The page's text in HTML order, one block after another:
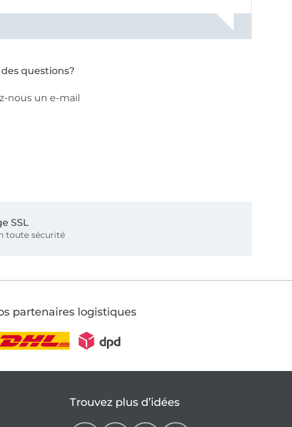
questions?
nous un e-mail
SSL
toute sécurité
partenaires logistiques
Trouvez plus d’idées